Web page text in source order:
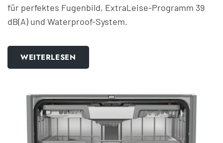
für perfektes Fugenbild, ExtraLeise-Programm 39
dB(A) und Waterproof-System.
WEITERLESEN